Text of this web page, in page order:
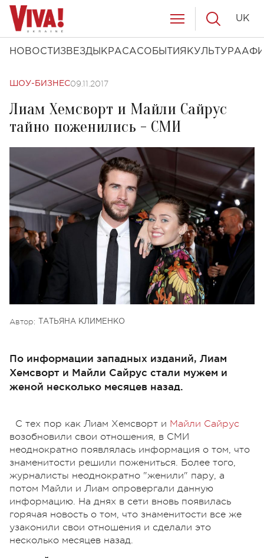
НОВОСТИ ЗВЕЗДЫ КРАСАСОБЫТИЯ КУЛЬТУРА
UK
ШОУ-БИЗНЕС09.11.2017
Лиам Хемсворт и Майли Сайрус
тайно поженились - СМИ
Автор: ТАТЬЯНА КЛИМЕНКО
По информации западных изданий, Лиам
Хемсворт и Майли Сайрус стали мужем и
женой несколько месяцев назад.
С тех пор как Лиам Хемсворт и Майли Сайрус
возобновили свои отношения, в СМИ
неоднократно появлялась информация о том, что
знаменитости решили пожениться. Более того,
журналисты неоднократно "женили" пару, а
потом Майли и Лиам опровергали данную
информацию. На днях в сети вновь появилась
горячая новость о том, что знаменитости все же
узаконили свои отношения и сделали это
несколько месяцев назад.